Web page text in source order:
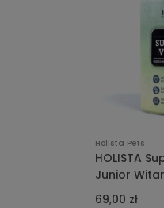
Holista Pets
HOLISTA
Junior
dla Kociąt i
69,00 zł